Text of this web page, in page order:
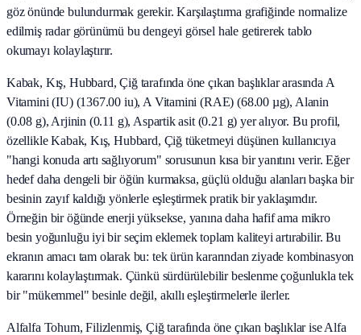
göz önünde bulundurmak gerekir. Karşılaştırma grafiğinde normalize
edilmiş radar görünümü bu dengeyi görsel hale getirerek tablo
okumayı kolaylaştırır.
Kabak, Kış, Hubbard, Çiğ tarafında öne çıkan başlıklar arasında A
Vitamini (IU) (1367.00 iu), A Vitamini (RAE) (68.00 µg), Alanin
(0.08 g), Arjinin (0.11 g), Aspartik asit (0.21 g) yer alıyor. Bu profil,
özellikle Kabak, Kış, Hubbard, Çiğ tüketmeyi düşünen kullanıcıya
"hangi konuda artı sağlıyorum" sorusunun kısa bir yanıtını verir. Eğer
hedef daha dengeli bir öğün kurmaksa, güçlü olduğu alanları başka bir
besinin zayıf kaldığı yönlerle eşleştirmek pratik bir yaklaşımdır.
Örneğin bir öğünde enerji yüksekse, yanına daha hafif ama mikro
besin yoğunluğu iyi bir seçim eklemek toplam kaliteyi artırabilir. Bu
ekranın amacı tam olarak bu: tek ürün kararından ziyade kombinasyon
kararını kolaylaştırmak. Çünkü sürdürülebilir beslenme çoğunlukla tek
bir "mükemmel" besinle değil, akıllı eşleştirmelerle ilerler.
Alfalfa Tohum, Filizlenmiş, Çiğ tarafında öne çıkan başlıklar ise Alfa